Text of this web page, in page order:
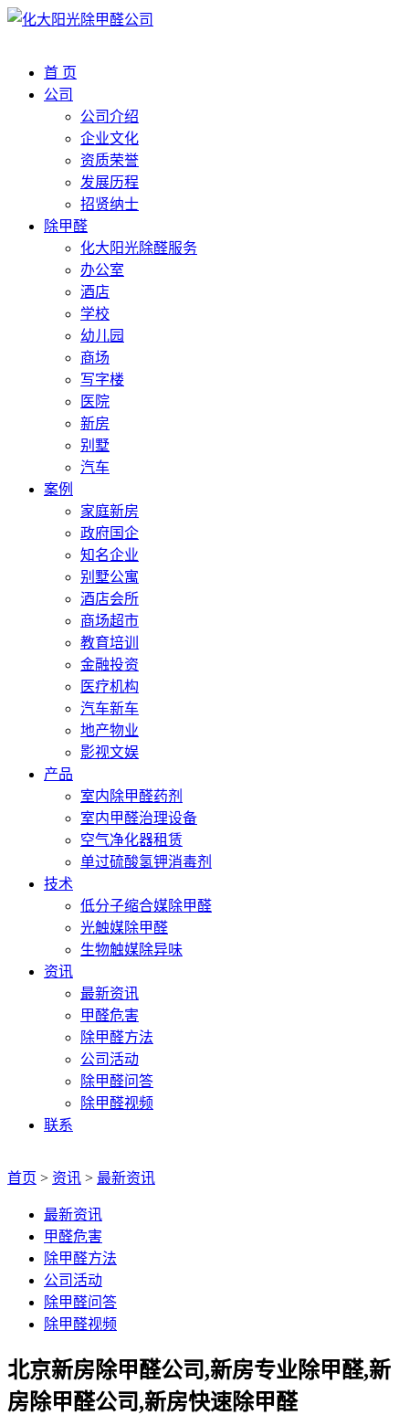
首 页
公司
公司介绍
企业文化
资质荣誉
发展历程
招贤纳士
除甲醛
化大阳光除醛服务
办公室
酒店
学校
幼儿园
商场
写字楼
医院
新房
别墅
汽车
案例
家庭新房
政府国企
知名企业
别墅公寓
酒店会所
商场超市
教育培训
金融投资
医疗机构
汽车新车
地产物业
影视文娱
产品
室内除甲醛药剂
室内甲醛治理设备
空气净化器租赁
单过硫酸氢钾消毒剂
技术
低分子缩合媒除甲醛
光触媒除甲醛
生物触媒除异味
资讯
最新资讯
甲醛危害
除甲醛方法
公司活动
除甲醛问答
除甲醛视频
联系
首页 > 资讯 > 最新资讯
最新资讯
甲醛危害
除甲醛方法
公司活动
除甲醛问答
除甲醛视频
北京新房除甲醛公司,新房专业除甲醛,新
房除甲醛公司,新房快速除甲醛